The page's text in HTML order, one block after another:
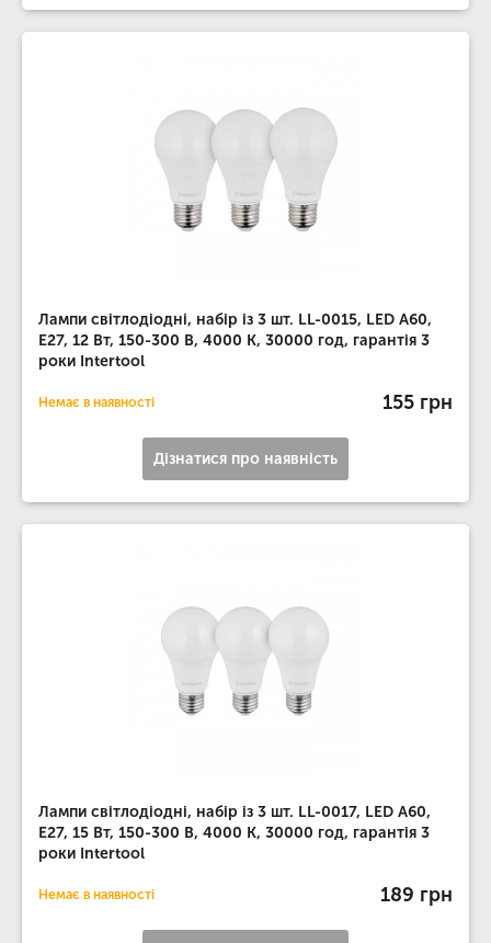
Лампи світлодіодні, набір із 3 шт. LL-0015, LED A60,
E27, 12 Вт, 150-300 В, 4000 K, 30000 год, гарантія 3
роки Intertool
Немає в наявності 155 грн
Дізнатися про наявність
Лампи світлодіодні, набір із 3 шт. LL-0017, LED A60,
E27, 15 Вт, 150-300 В, 4000 K, 30000 год, гарантія 3
роки Intertool
Немає в наявності 189 грн